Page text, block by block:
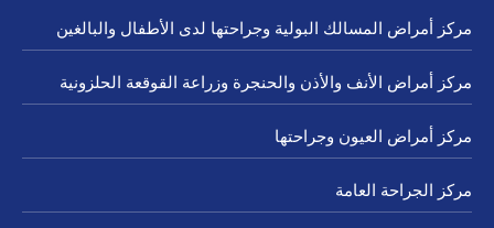
مركز أمراض المسالك البولية وجراحتها لدى الأطفال والبالغين
مركز أمراض الأنف والأذن والحنجرة وزراعة القوقعة الحلزونية
مركز أمراض العيون وجراحتها
مركز الجراحة العامة